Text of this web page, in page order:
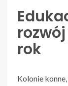
rok
Kolonie